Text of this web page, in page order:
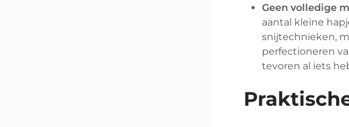
Geen volledige
aantal kleine
snijtechnieken,
perfectioneren
tevoren al iets